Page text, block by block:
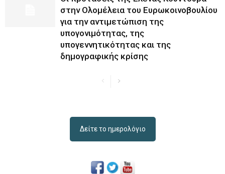
στην Ολομέλεια του Ευρωκοινοβουλίου
για την αντιμετώπιση της
υπογονιμότητας, της
υπογεννητικότητας και της
δημογραφικής κρίσης
Δείτε το ημερολόγιο